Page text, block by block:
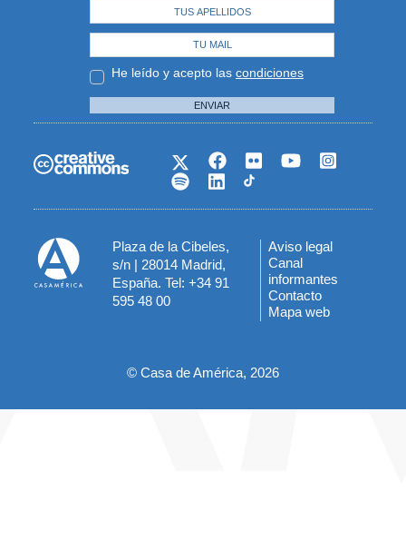
He leído y acepto las condiciones
ENVIAR
Plaza de la Cibeles,
s/n | 28014 Madrid,
España. Tel: +34 91
595 48 00
Menú
del
pie
Aviso legal
Canal
informantes
Contacto
Mapa web
© Casa de América, 2026